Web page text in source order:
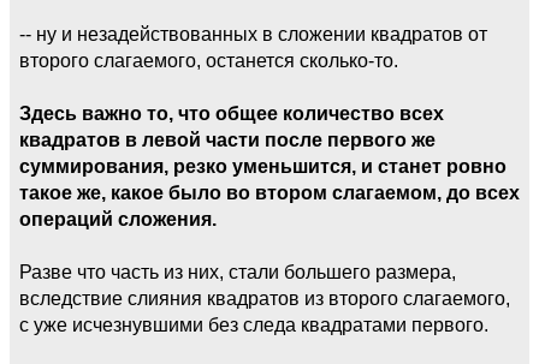
-- ну и незадействованных в сложении квадратов от
второго слагаемого, останется сколько-то.
Здесь важно то, что общее количество всех
квадратов в левой части после первого же
суммирования, резко уменьшится, и станет ровно
такое же, какое было во втором слагаемом, до всех
операций сложения.
Разве что часть из них, стали большего размера,
вследствие слияния квадратов из второго слагаемого,
с уже исчезнувшими без следа квадратами первого.